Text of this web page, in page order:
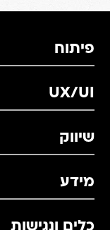
פיתוח
UX/UI
שיווק
מידע
כלים ונגישות